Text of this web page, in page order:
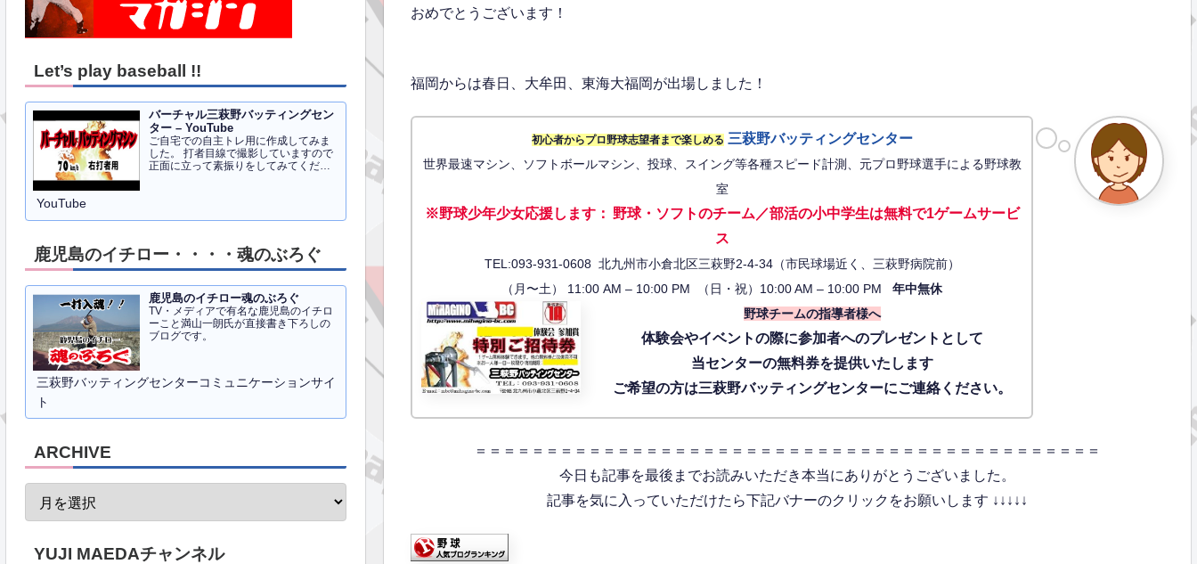
おめでとうございます！
福岡からは春日、大牟田、東海大福岡が出場しました！
初心者からプロ野球志望者まで楽しめる 三萩野バッティングセンター
世界最速マシン、ソフトボールマシン、投球、スイング等各種スピード計測、元プロ野球選手による野球教
室
※野球少年少女応援します： 野球・ソフトのチーム／部活の小中学生は無料で1ゲームサービ
ス
TEL:093-931-0608 北九州市小倉北区三萩野2-4-34（市民球場近く、三萩野病院前）
（月〜土） 11:00 AM – 10:00 PM （日・祝）10:00 AM – 10:00 PM年中無休
野球チームの指導者様へ
体験会やイベントの際に参加者へのプレゼントとして
当センターの無料券を提供いたします
ご希望の方は三萩野バッティングセンターにご連絡ください。
＝＝＝＝＝＝＝＝＝＝＝＝＝＝＝＝＝＝＝＝＝＝＝＝＝＝＝＝＝＝＝＝＝＝＝＝＝＝＝＝＝＝＝＝
今日も記事を最後までお読みいただき本当にありがとうございました。
記事を気に入っていただけたら下記バナーのクリックをお願いします ↓↓↓↓↓
Let’s play baseball !!
バーチャル三萩野バッティングセン
ター – YouTube
ご自宅での自主トレ用に作成してみま
した。 打者目線で撮影していますので
正面に立って素振りをしてみてくださ
YouTube
鹿児島のイチロー・・・・魂のぶろぐ
鹿児島のイチロー魂のぶろぐ
TV・メディアで有名な鹿児島のイチロ
ーこと満山一朗氏が直接書き下ろしの
ブログです。
三萩野バッティングセンターコミュニケーションサイ
ト
ARCHIVE
YUJI MAEDAチャンネル